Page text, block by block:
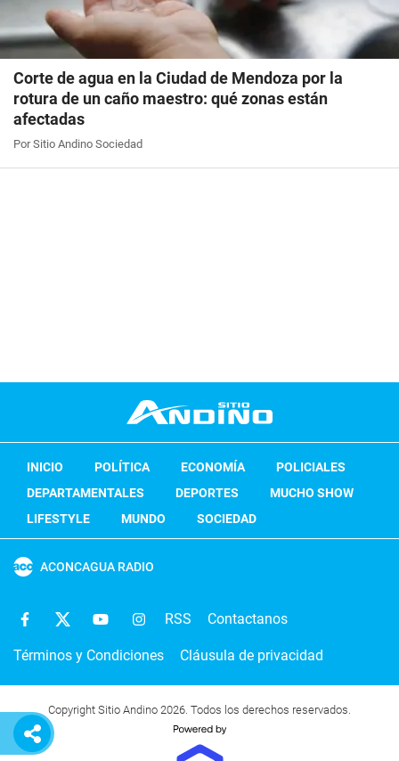
Corte de agua en la Ciudad de Mendoza por la
rotura de un caño maestro: qué zonas están
afectadas
Por Sitio Andino Sociedad
INICIO POLÍTICA ECONOMÍA
POLICIALES
DEPARTAMENTALES
DEPORTES
MUCHO SHOW
LIFESTYLE
MUNDO SOCIEDAD
ACONCAGUA RADIO
RSS Contactanos
Términos y Condiciones Cláusula de privacidad
Copyright Sitio Andino 2026. Todos los derechos reservados.